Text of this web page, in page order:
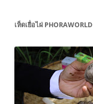
เห็ดเยื่อไผ่ PHORAWORLD